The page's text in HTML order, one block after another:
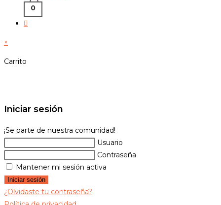
0
Alternar
la
×
Carrito
Iniciar sesión
¡Se parte de nuestra comunidad!
Usuario
Contraseña
Mantener mi sesión activa
Iniciar sesión
¿Olvidaste tu contraseña?